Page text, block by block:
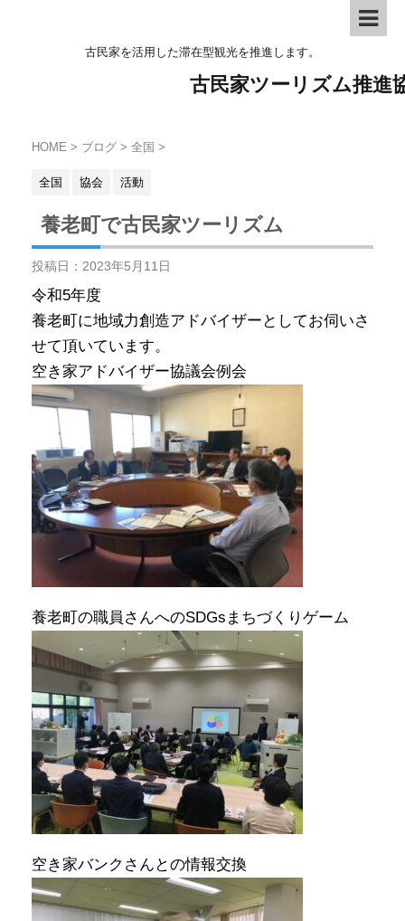
古民家を活用した滞在型観光を推進します。
古民家ツーリズム推進
HOME > ブログ > 全国 >
全国 協会 活動
養老町で古民家ツーリズム
投稿日： 2023年5月11日
令和5年度
養老町に地域力創造アドバイザーとしてお伺いさ
せて頂いています。
空き家アドバイザー協議会例会
養老町の職員さんへのSDGsまちづくりゲーム
空き家バンクさんとの情報交換